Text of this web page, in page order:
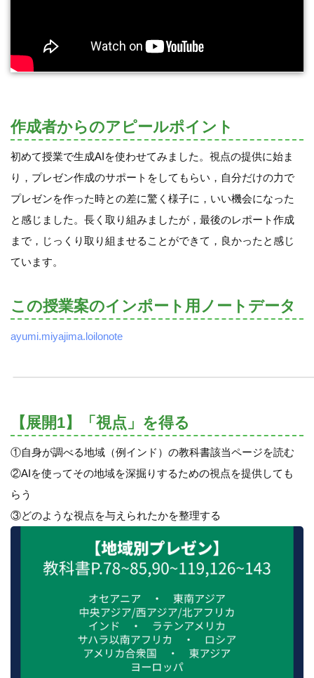
作成者からのアピールポイント
初めて授業で生成AIを使わせてみました。視点の提供に始ま
り，プレゼン作成のサポートをしてもらい，自分だけの力で
プレゼンを作った時との差に驚く様子に，いい機会になった
と感じました。長く取り組みましたが，最後のレポート作成
まで，じっくり取り組ませることができて，良かったと感じ
ています。
この授業案のインポート用ノートデータ
ayumi.miyajima.loilonote
【展開1】「視点」を得る
①自身が調べる地域（例インド）の教科書該当ページを読む
②AIを使ってその地域を深掘りするための視点を提供しても
らう
③どのような視点を与えられたかを整理する